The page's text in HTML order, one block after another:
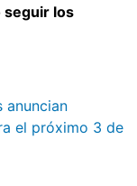
seguir los
anuncian
el próximo 3 de